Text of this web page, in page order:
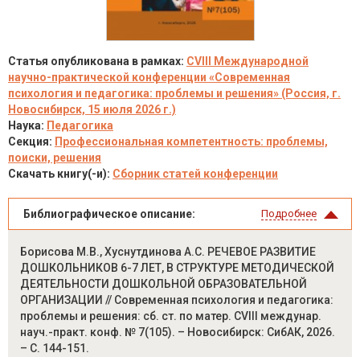
Статья опубликована в рамках: CVIII Международной
научно-практической конференции «Современная
психология и педагогика: проблемы и решения» (Россия, г.
Новосибирск, 15 июля 2026 г.)
Наука: Педагогика
Секция: Профессиональная компетентность: проблемы,
поиски, решения
Скачать книгу(-и): Сборник статей конференции
Библиографическое описание: Подробнее
Борисова М.В., Хуснутдинова А.С. РЕЧЕВОЕ РАЗВИТИЕ
ДОШКОЛЬНИКОВ 6-7 ЛЕТ, В СТРУКТУРЕ МЕТОДИЧЕСКОЙ
ДЕЯТЕЛЬНОСТИ ДОШКОЛЬНОЙ ОБРАЗОВАТЕЛЬНОЙ
ОРГАНИЗАЦИИ // Современная психология и педагогика:
проблемы и решения: сб. ст. по матер. CVIII междунар.
науч.-практ. конф. № 7(105). – Новосибирск: СибАК, 2026.
– С. 144-151.